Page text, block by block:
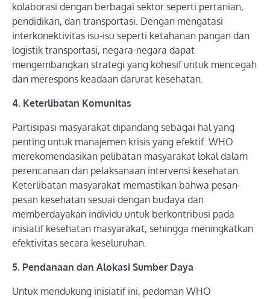
kolaborasi dengan berbagai sektor seperti pertanian,
pendidikan, dan transportasi. Dengan mengatasi
interkonektivitas isu-isu seperti ketahanan pangan dan
logistik transportasi, negara-negara dapat
mengembangkan strategi yang kohesif untuk mencegah
dan merespons keadaan darurat kesehatan.
4. Keterlibatan Komunitas
Partisipasi masyarakat dipandang sebagai hal yang
penting untuk manajemen krisis yang efektif. WHO
merekomendasikan pelibatan masyarakat lokal dalam
perencanaan dan pelaksanaan intervensi kesehatan.
Keterlibatan masyarakat memastikan bahwa pesan-
pesan kesehatan sesuai dengan budaya dan
memberdayakan individu untuk berkontribusi pada
inisiatif kesehatan masyarakat, sehingga meningkatkan
efektivitas secara keseluruhan.
5. Pendanaan dan Alokasi Sumber Daya
Untuk mendukung inisiatif ini, pedoman WHO